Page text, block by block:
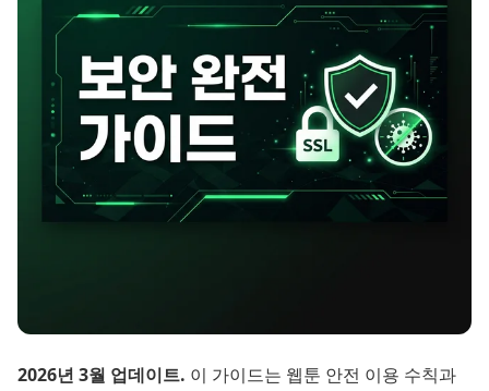
2026년 3월 업데이트. 이 가이드는 웹툰 안전 이용 수칙과